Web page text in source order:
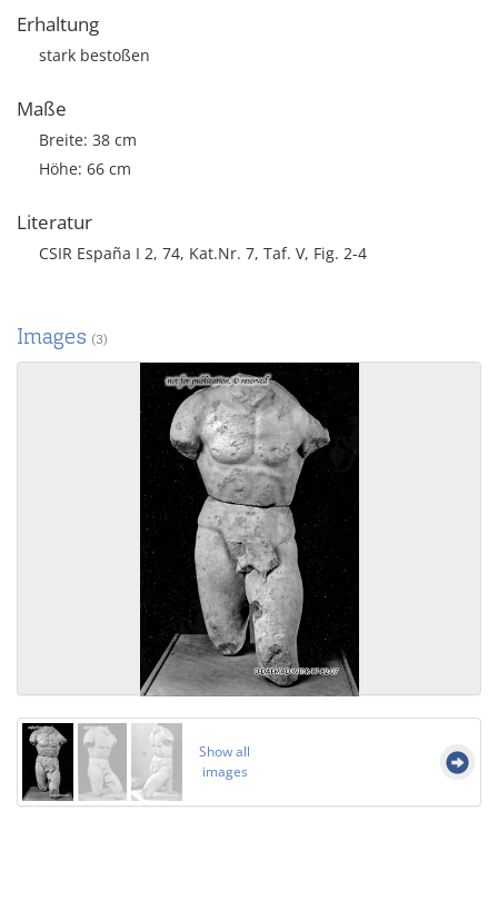
Erhaltung
stark bestoßen
Maße
Breite: 38 cm
Höhe: 66 cm
Literatur
CSIR España I 2, 74, Kat.Nr. 7, Taf. V, Fig. 2-4
Images (3)
Show all
images